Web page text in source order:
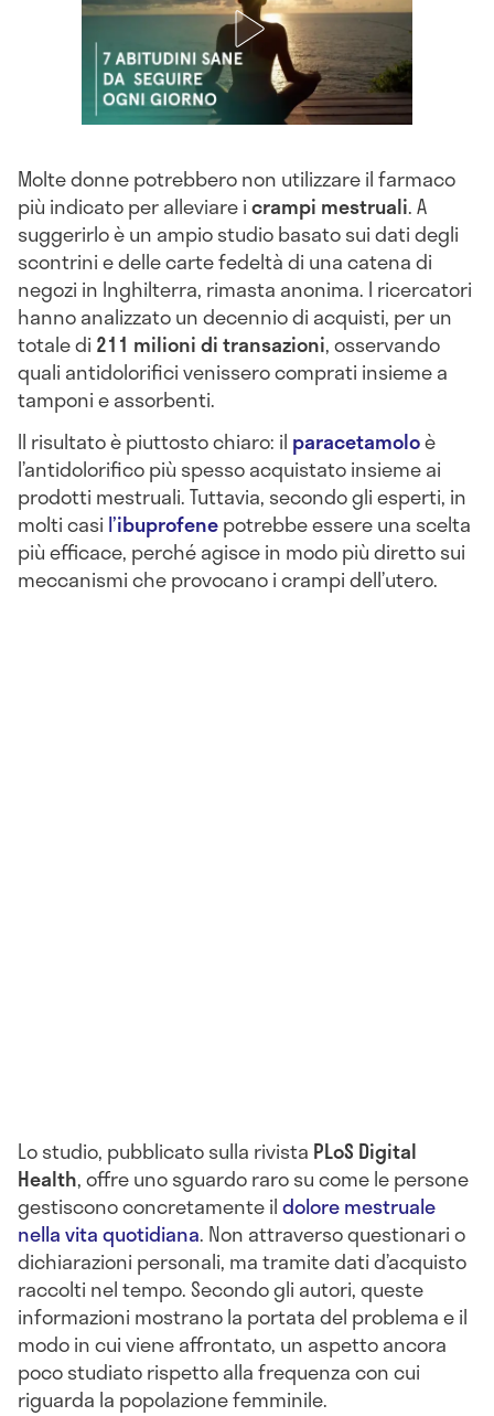
Molte donne potrebbero non utilizzare il farmaco
più indicato per alleviare icrampi mestruali. A
suggerirlo è un ampio studio basato sui dati degli
scontrini e delle carte fedeltà di una catena di
negozi in Inghilterra, rimasta anonima. I ricercatori
hanno analizzato un decennio di acquisti, per un
totale di 211 milioni di transazioni, osservando
quali antidolorifici venissero comprati insieme a
tamponi e assorbenti.
Il risultato è piuttosto chiaro: il paracetamoloè
l’antidolorifico più spesso acquistato insieme ai
prodotti mestruali. Tuttavia, secondo gli esperti, in
molti casi l’ibuprofenepotrebbe essere una scelta
più efficace, perché agisce in modo più diretto sui
meccanismi che provocano i crampi dell’utero.
Lo studio, pubblicato sulla rivista PLoS Digital
Health, offre uno sguardo raro su come le persone
gestiscono concretamente ildolore mestruale
nella vita quotidiana. Non attraverso questionari o
dichiarazioni personali, ma tramite dati d’acquisto
raccolti nel tempo. Secondo gli autori, queste
informazioni mostrano la portata del problema e il
modo in cui viene affrontato, un aspetto ancora
poco studiato rispetto alla frequenza con cui
riguarda la popolazione femminile.